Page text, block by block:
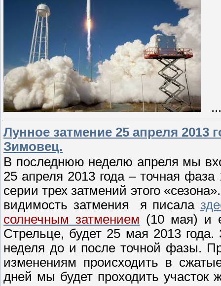
Лунное затмение 25 апреля 2013
Зимовец.
В последнюю неделю апреля мы
25 апреля 2013 года – точная
серии трех затмений этого
видимость затмения я писала
солнечным затмением (10 мая) и
Стрельце, будет 25 мая 2013
неделя до и после точной фазы.
изменениям происходить в
дней мы будет проходить